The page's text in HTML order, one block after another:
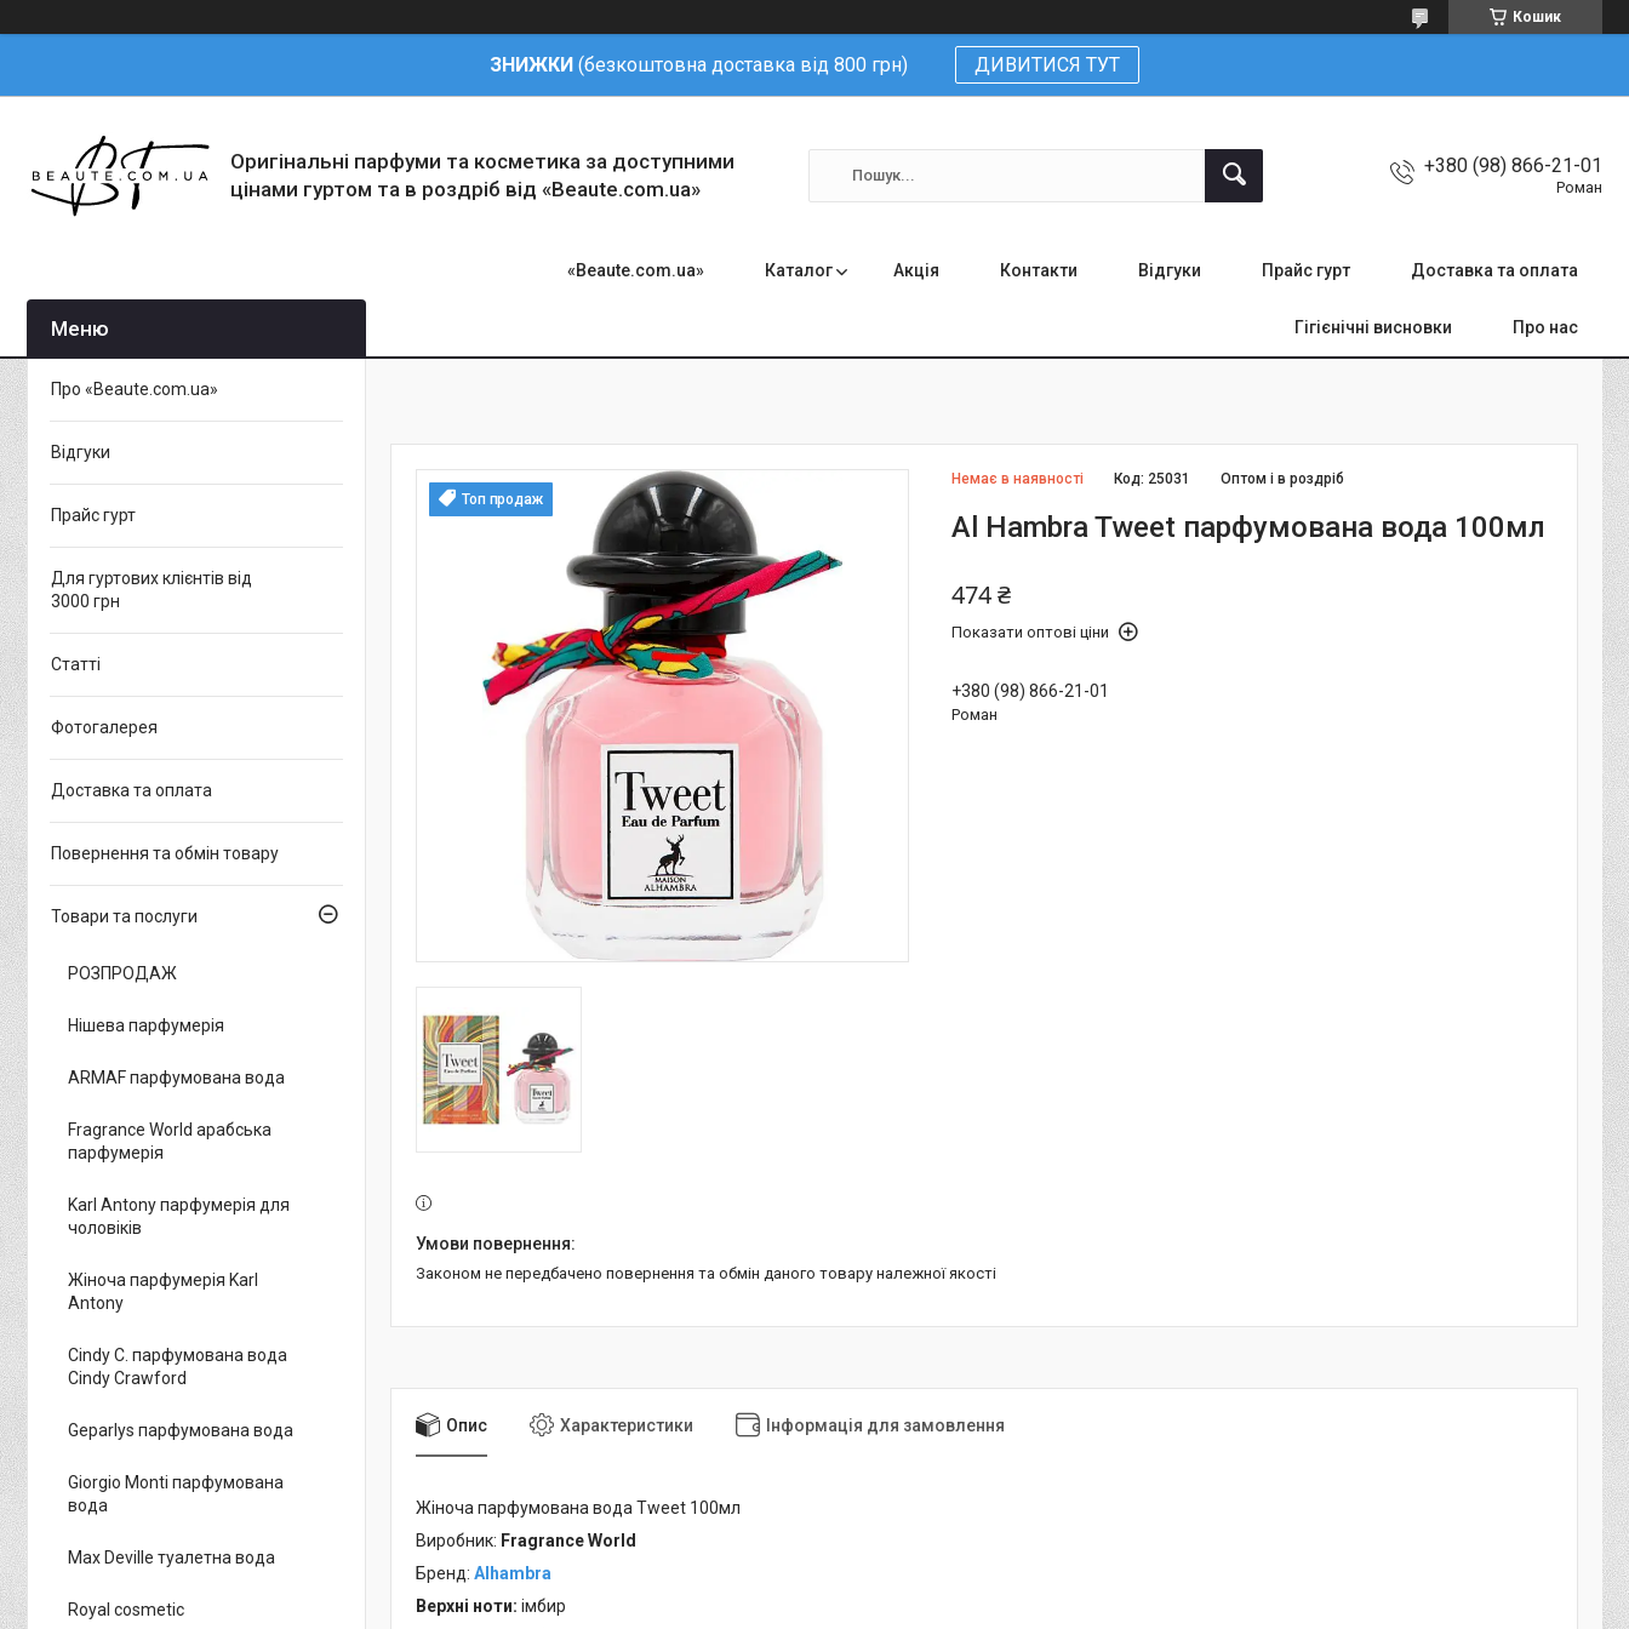
Кошик
ЗНИЖКИ (безкоштовна доставка від 800 грн) ДИВИТИСЯ ТУТ
Оригінальні парфуми та косметика за доступними
цінами гуртом та в роздріб від «Beaute.com.ua»
+380 (98) 866-21-01
Роман
«Beaute.com.ua» Каталог Акція Контакти Відгуки Прайс гурт Доставка та оплата
Гігієнічні висновки Про нас
Топ продаж
Немає в наявності Оптом і в роздріб
Код: 25031
Al Hambra Tweet парфумована вода 100мл
474 ₴
Показати оптові ціни
+380 (98) 866-21-01
Роман
Законом не передбачено повернення та обмін даного товару належної якості
Опис Характеристики Інформація для замовлення
Жіноча парфумована вода Tweet 100мл
Виробник: Fragrance World
Бренд: Alhambra
Верхні ноти: імбир
Про «Beaute.com.ua»
Відгуки
Прайс гурт
Для гуртових клієнтів від
3000 грн
Статті
Фотогалерея
Доставка та оплата
Повернення та обмін товару
Товари та послуги
РОЗПРОДАЖ
Нішева парфумерія
ARMAF парфумована вода
Fragrance World арабська
парфумерія
Karl Antony парфумерія для
чоловіків
Жіноча парфумерія Karl
Antony
Cindy C. парфумована вода
Cindy Crawford
Geparlys парфумована вода
Giorgio Monti парфумована
вода
Max Deville туалетна вода
Royal cosmetic